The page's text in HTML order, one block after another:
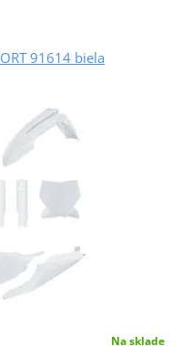
91614 biela
Na sklade